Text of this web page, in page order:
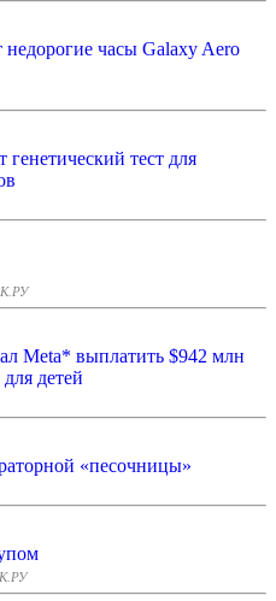
часы Galaxy Aero
тест для
Meta* выплатить $942 млн
детей
«песочницы»